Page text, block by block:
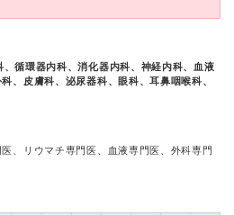
、循環器内科、消化器内科、神経内科、血液
、皮膚科、泌尿器科、眼科、耳鼻咽喉科、
、リウマチ専門医、血液専門医、外科専門